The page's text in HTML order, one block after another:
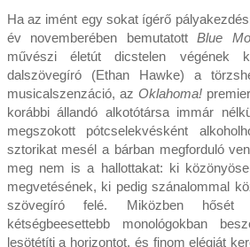
Ha az imént egy sokat ígérő
év novemberében bemutatottBlue
művészi életút dicstelen végének
dalszövegíró (Ethan Hawke) a
musicalszenzáció, az Oklahoma!
korábbi állandó alkotótársa immár
megszokott pótcselekvésként
sztorikat mesél a bárban megforduló
meg nem is a hallottakat: ki
megvetésének, ki pedig szánalommal
szövegíró felé. Miközben
kétségbeesettebb monológokban
lesötétíti a horizontot, és finom elégiát